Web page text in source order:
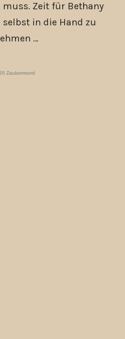
Zeit für Bethany
selbst in die Hand zu
…
Zaubermond